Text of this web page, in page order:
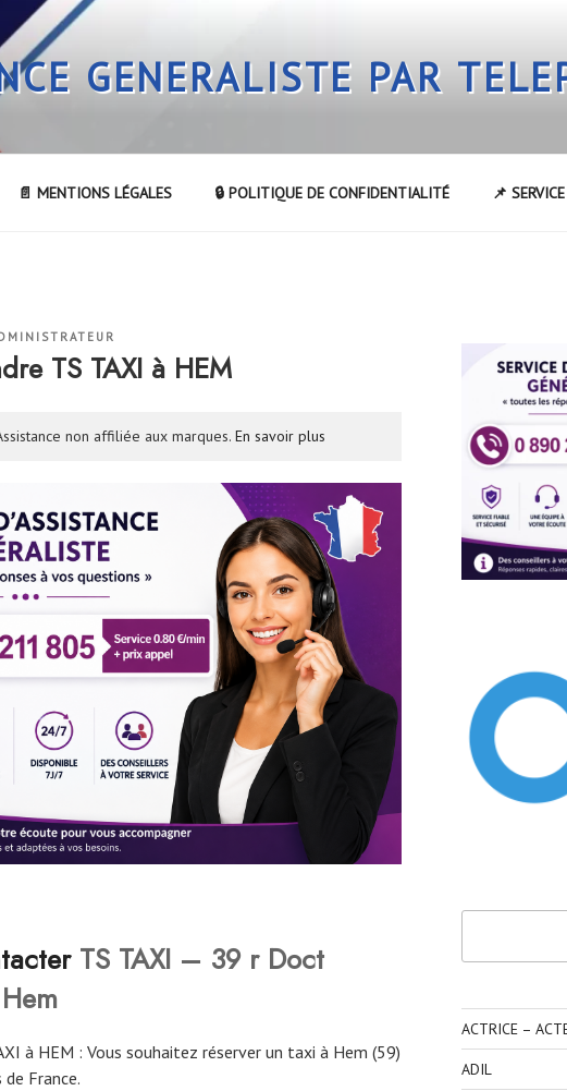
GENERALISTE PAR
📄 MENTIONS LÉGALES 🔒 POLITIQUE DE CONFIDENTIALITÉ 📌
TS TAXI à HEM
non affiliée aux marques. En savoir plus
acterTS TAXI – 39 r Doct
à HEM : Vous souhaitez réserver un taxi à Hem (59)
France.
ACTRICE –
ADIL